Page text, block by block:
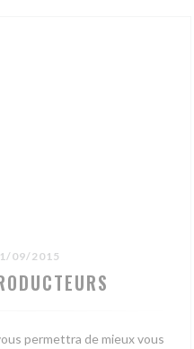
09/2015
permettra de mieux vous